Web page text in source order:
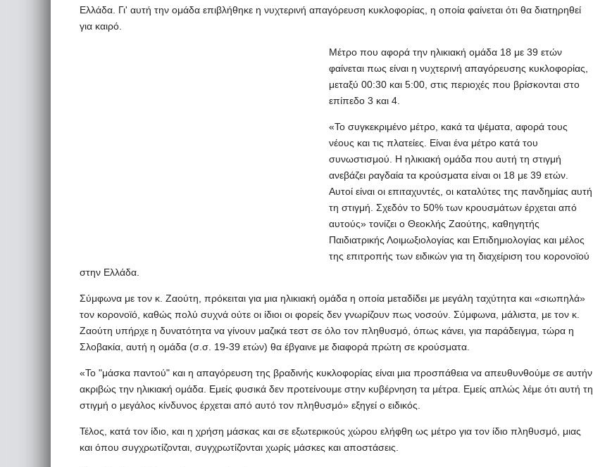
Ελλάδα. Γι' αυτή την ομάδα επιβλήθηκε η νυχτερινή απαγόρευση κυκλοφορίας, η οποία φαίνεται ότι θα διατηρηθεί
για καιρό.
Μέτρο που αφορά την ηλικιακή ομάδα 18 με 39 ετών
φαίνεται πως είναι η νυχτερινή απαγόρευσης κυκλοφορίας,
μεταξύ 00:30 και 5:00, στις περιοχές που βρίσκονται στο
επίπεδο 3 και 4.
«Το συγκεκριμένο μέτρο, κακά τα ψέματα, αφορά τους
νέους και τις πλατείες. Είναι ένα μέτρο κατά του
συνωστισμού. Η ηλικιακή ομάδα που αυτή τη στιγμή
ανεβάζει ραγδαία τα κρούσματα είναι οι 18 με 39 ετών.
Αυτοί είναι οι επιταχυντές, οι καταλύτες της πανδημίας αυτή
τη στιγμή. Σχεδόν το 50% των κρουσμάτων έρχεται από
αυτούς» τονίζει ο Θεοκλής Ζαούτης, καθηγητής
Παιδιατρικής Λοιμωξιολογίας και Επιδημιολογίας και μέλος
της επιτροπής των ειδικών για τη διαχείριση του κορονοϊού
στην Ελλάδα.
Σύμφωνα με τον κ. Ζαούτη, πρόκειται για μια ηλικιακή ομάδα η οποία μεταδίδει με μεγάλη ταχύτητα και «σιωπηλά»
τον κορονοϊό, καθώς πολύ συχνά ούτε οι ίδιοι οι φορείς δεν γνωρίζουν πως νοσούν. Σύμφωνα, μάλιστα, με τον κ.
Ζαούτη υπήρχε η δυνατότητα να γίνουν μαζικά τεστ σε όλο τον πληθυσμό, όπως κάνει, για παράδειγμα, τώρα η
Σλοβακία, αυτή η ομάδα (σ.σ. 19-39 ετών) θα έβγαινε με διαφορά πρώτη σε κρούσματα.
«Το "μάσκα παντού" και η απαγόρευση της βραδινής κυκλοφορίας είναι μια προσπάθεια να απευθυνθούμε σε αυτήν
ακριβώς την ηλικιακή ομάδα. Εμείς φυσικά δεν προτείνουμε στην κυβέρνηση τα μέτρα. Εμείς απλώς λέμε ότι αυτή τη
στιγμή ο μεγάλος κίνδυνος έρχεται από αυτό τον πληθυσμό» εξηγεί ο ειδικός.
Τέλος, κατά τον ίδιο, και η χρήση μάσκας και σε εξωτερικούς χώρου ελήφθη ως μέτρο για τον ίδιο πληθυσμό, μιας
και όπου συγχρωτίζονται, συγχρωτίζονται χωρίς μάσκες και αποστάσεις.